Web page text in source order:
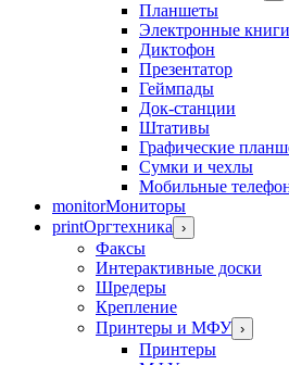
Планшеты
Электронные книги
Диктофон
Презентатор
Геймпады
Док-станции
Штативы
Графические
Сумки и чехлы
Мобильные
monitorМониторы
printОргтехника ›
Факсы
Интерактивные доски
Шредеры
Крепление
Принтеры и МФУ ›
Принтеры